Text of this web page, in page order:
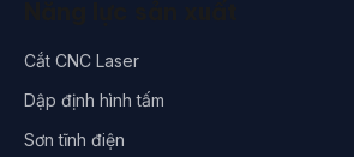
Cắt CNC Laser
Dập định hình tấm
Sơn tĩnh điện